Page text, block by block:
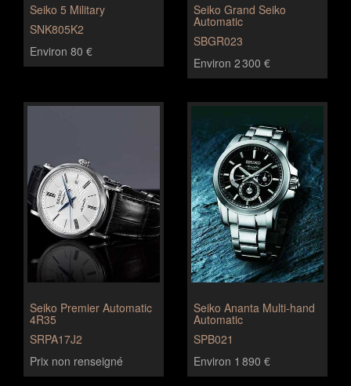
Seiko 5 Military
SNK805K2
Environ 80 €
Seiko Grand Seiko
Automatic
SBGR023
Environ 2 300 €
Seiko Premier Automatic
4R35
SRPA17J2
Prix non renseigné
Seiko Ananta Multi-hand
Automatic
SPB021
Environ 1 890 €